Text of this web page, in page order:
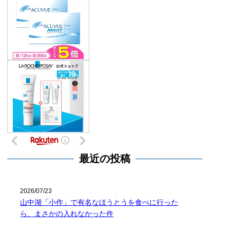
最近の投稿
山中湖「小作」で有名なほうとうを食べに行った
ら、まさかの入れなかった件
2026/07/23